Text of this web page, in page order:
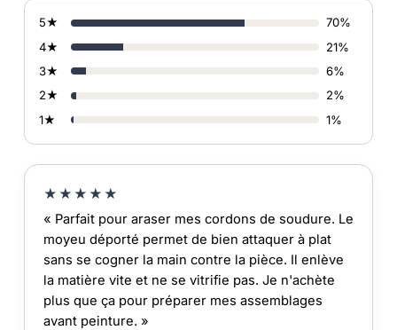
5★
70%
4★
21%
3★
6%
2★
2%
1★
1%
★★★★★
« Parfait pour araser mes cordons de soudure. Le
moyeu déporté permet de bien attaquer à plat
sans se cogner la main contre la pièce. Il enlève
la matière vite et ne se vitrifie pas. Je n'achète
plus que ça pour préparer mes assemblages
avant peinture. »